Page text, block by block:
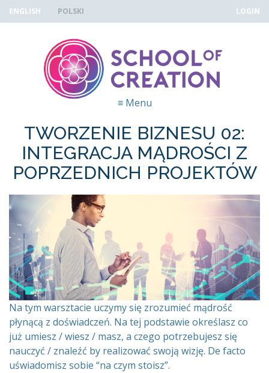
Skip to navigation
Przejdź do treści
ENGLISH POLSKI LOGIN
≡Menu
TWORZENIE BIZNESU 02:
INTEGRACJA MĄDROŚCI Z
POPRZEDNICH PROJEKTÓW
Na tym warsztacie uczymy się zrozumieć mądrość
płynącą z doświadczeń. Na tej podstawie określasz co
już umiesz / wiesz / masz, a czego potrzebujesz się
nauczyć / znaleźć by realizować swoją wizję. De facto
uświadomisz sobie “na czym stoisz”.